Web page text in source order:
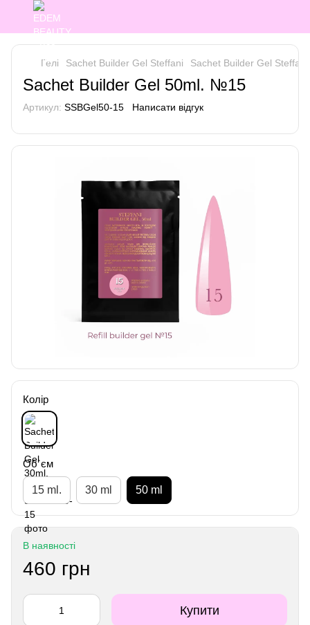
Гелі Sachet Builder Gel Steffani Sachet Builder Gel
Sachet Builder Gel 50ml. №15
Артикул: SSBGel50-15 Написати відгук
Колір
Об`єм
15 ml. 30 ml 50 ml
В наявності
460 грн
Купити